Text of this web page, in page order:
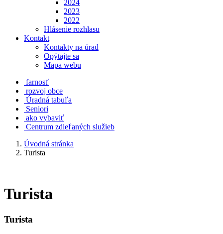
2024
2023
2022
Hlásenie rozhlasu
Kontakt
Kontakty na úrad
Opýtajte sa
Mapa webu
farnosť
rozvoj obce
Úradná tabuľa
Seniori
ako vybaviť
Centrum zdieľaných služieb
Úvodná stránka
Turista
Turista
Turista